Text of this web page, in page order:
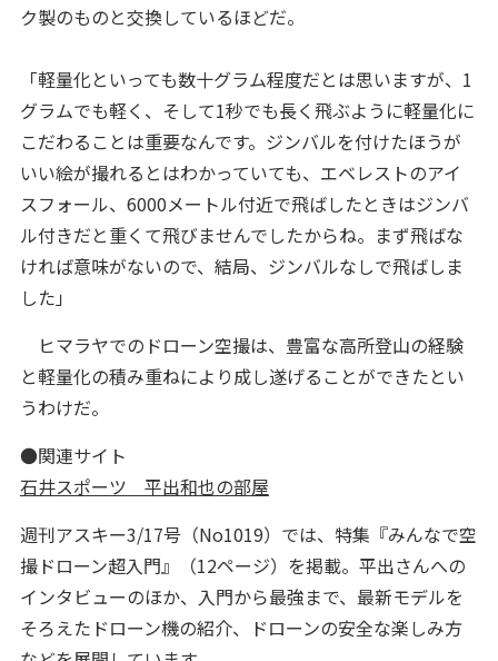
ク製のものと交換しているほどだ。
「軽量化といっても数十グラム程度だとは思いますが、1
グラムでも軽く、そして1秒でも長く飛ぶように軽量化に
こだわることは重要なんです。ジンバルを付けたほうが
いい絵が撮れるとはわかっていても、エベレストのアイ
スフォール、6000メートル付近で飛ばしたときはジンバ
ル付きだと重くて飛びませんでしたからね。まず飛ばな
ければ意味がないので、結局、ジンバルなしで飛ばしま
した」
ヒマラヤでのドローン空撮は、豊富な高所登山の経験
と軽量化の積み重ねにより成し遂げることができたとい
うわけだ。
●関連サイト
石井スポーツ 平出和也の部屋
週刊アスキー3/17号（No1019）では、特集『みんなで空
撮ドローン超入門』（12ページ）を掲載。平出さんへの
インタビューのほか、入門から最強まで、最新モデルを
そろえたドローン機の紹介、ドローンの安全な楽しみ方